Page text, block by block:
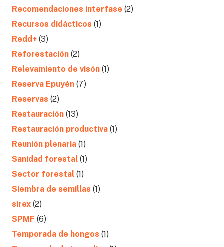
Recomendaciones interfase (2)
Recursos didácticos (1)
Redd+ (3)
Reforestación (2)
Relevamiento de visón (1)
Reserva Epuyén (7)
Reservas (2)
Restauración (13)
Restauración productiva (1)
Reunión plenaria (1)
Sanidad forestal (1)
Sector forestal (1)
Siembra de semillas (1)
sirex (2)
SPMF (6)
Temporada de hongos (1)